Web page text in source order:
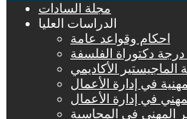
مجلة السادات
الدراسات العليا
احكام وقواعد عامة